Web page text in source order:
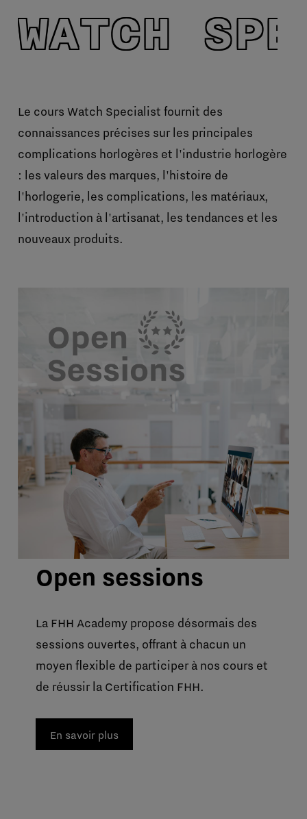
WATCH
Le cours Watch Specialist fournit des
connaissances précises sur les principales
complications horlogères et l'industrie horlogère
: les valeurs des marques, l'histoire de
l'horlogerie, les complications, les matériaux,
l'introduction à l'artisanat, les tendances et les
nouveaux produits.
Open sessions
La FHH Academy propose désormais des
sessions ouvertes, offrant à chacun un
moyen flexible de participer à nos cours et
de réussir la Certification FHH.
En savoir plus